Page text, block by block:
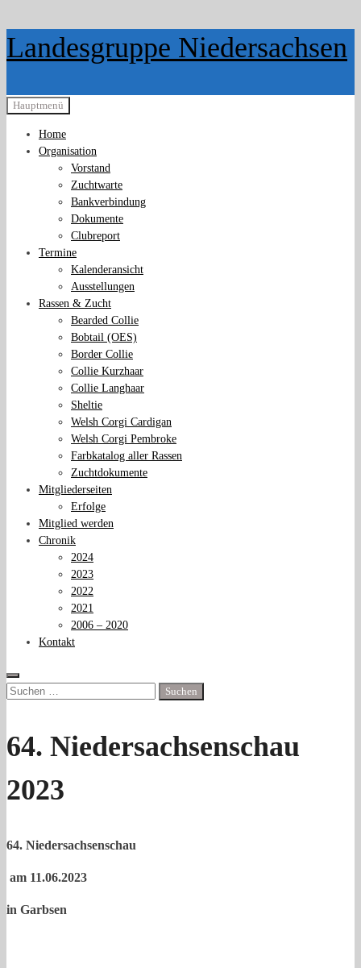
Zurück
zum
Landesgruppe Niedersachsen
Hauptmenü
Home
Organisation
Vorstand
Zuchtwarte
Bankverbindung
Dokumente
Clubreport
Termine
Kalenderansicht
Ausstellungen
Rassen & Zucht
Bearded Collie
Bobtail (OES)
Border Collie
Collie Kurzhaar
Collie Langhaar
Sheltie
Welsh Corgi Cardigan
Welsh Corgi Pembroke
Farbkatalog aller Rassen
Zuchtdokumente
Mitgliederseiten
Erfolge
Mitglied werden
Chronik
2024
2023
2022
2021
2006 – 2020
Kontakt
Suchen
64. Niedersachsenschau
2023
64. Niedersachsenschau
am 11.06.2023
in Garbsen